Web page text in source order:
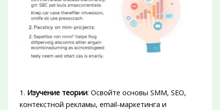
1. Изучение теории: Освойте основы SMM, SEO,
контекстной рекламы, email-маркетинга и